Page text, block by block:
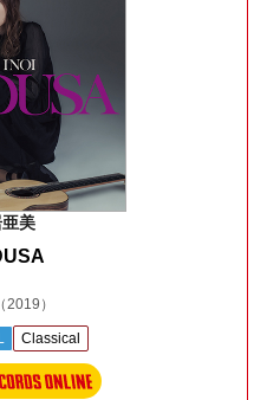
美
（2019）
Classical